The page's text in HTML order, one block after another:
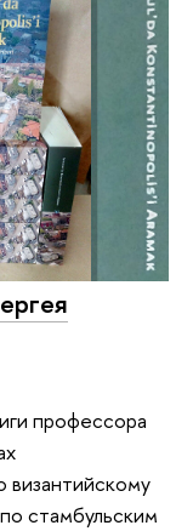
профессора
византийскому
стамбульским